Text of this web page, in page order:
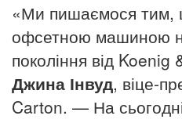
«Ми пишаємося тим,
офсетною машиною
покоління від
Джина Інвуд, віце-
Carton. — На